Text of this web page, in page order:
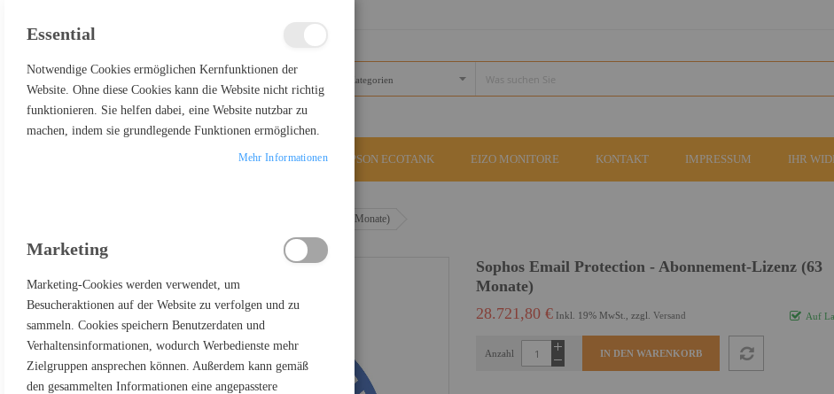
EPSON ECOTANK EIZO MONITORE KONTAKT IMPRESSUM IHR
Sophos Email Protection - Abonnement-Lizenz (63 Monate)
Sophos Email Protection - Abonnement-Lizenz (63
Monate)
Auf
28.721,80 € Inkl. 19% MwSt., zzgl. Versand
Anzahl IN DEN WARENKORB
Essential
Notwendige Cookies ermöglichen Kernfunktionen der
Website. Ohne diese Cookies kann die Website nicht richtig
funktionieren. Sie helfen dabei, eine Website nutzbar zu
machen, indem sie grundlegende Funktionen ermöglichen.
Mehr Informationen
Marketing
Marketing-Cookies werden verwendet, um
Besucheraktionen auf der Website zu verfolgen und zu
sammeln. Cookies speichern Benutzerdaten und
Verhaltensinformationen, wodurch Werbedienste mehr
Zielgruppen ansprechen können. Außerdem kann gemäß
den gesammelten Informationen eine angepasstere